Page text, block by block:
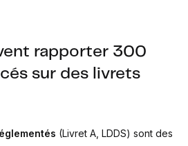
rapporter 300
sur des livrets
(Livret A, LDDS) sont des